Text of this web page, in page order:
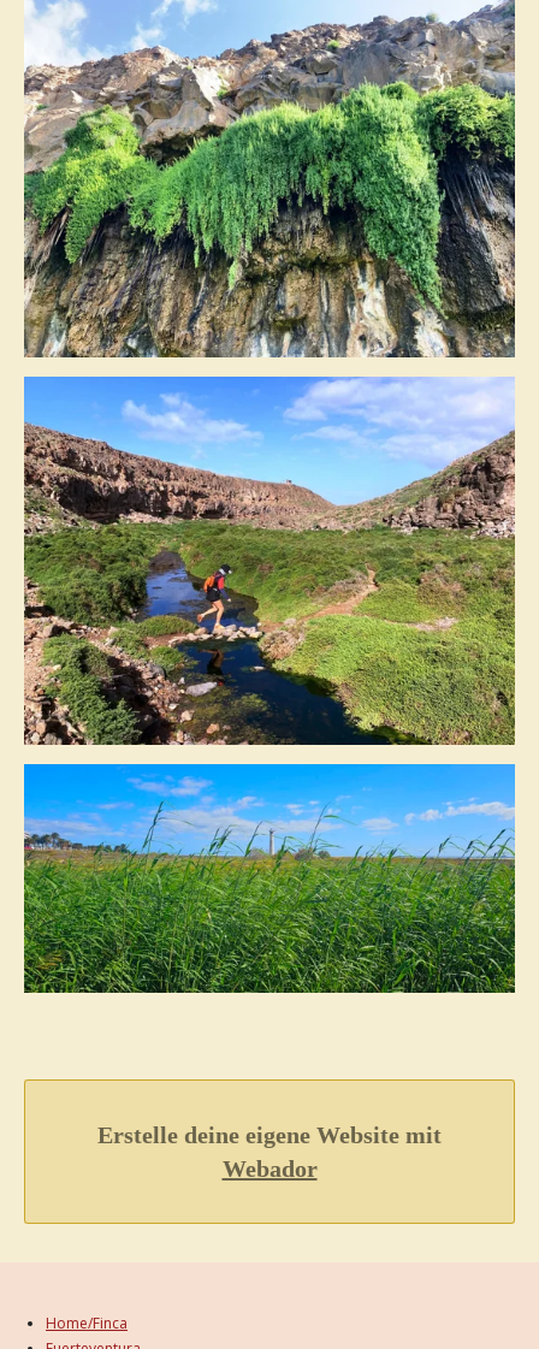
Erstelle deine eigene Website mit
Webador
Home/Finca